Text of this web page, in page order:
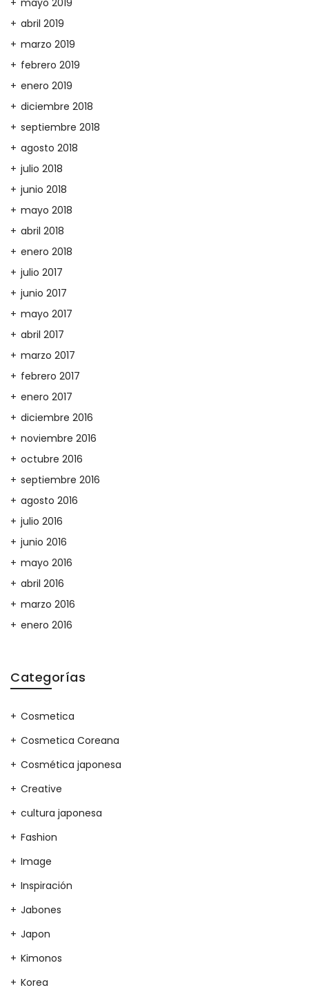
abril 2019
marzo 2019
febrero 2019
enero 2019
diciembre 2018
septiembre 2018
agosto 2018
julio 2018
junio 2018
mayo 2018
abril 2018
enero 2018
julio 2017
junio 2017
mayo 2017
abril 2017
marzo 2017
febrero 2017
enero 2017
diciembre 2016
noviembre 2016
octubre 2016
septiembre 2016
agosto 2016
julio 2016
junio 2016
mayo 2016
abril 2016
marzo 2016
enero 2016
Categorías
Cosmetica
Cosmetica Coreana
Cosmética japonesa
Creative
cultura japonesa
Fashion
Image
Inspiración
Jabones
Japon
Kimonos
Korea